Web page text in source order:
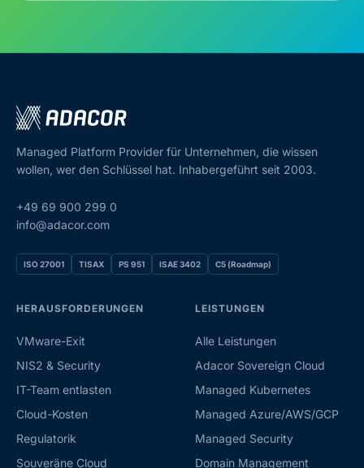
Managed Platform Provider für Unternehmen, die wissen
wollen, wer den Schlüssel hat. Inhabergeführt seit 2003.
+49 69 900 299 0
info@adacor.com
ISO 27001 TISAX PS 951 ISAE 3402 C5 (Roadmap)
HERAUSFORDERUNGEN
VMware-Exit
NIS2 & Security
IT-Team entlasten
Cloud-Kosten
Regulatorik
Souveräne Cloud
LEISTUNGEN
Alle Leistungen
Adacor Sovereign Cloud
Managed Kubernetes
Managed Azure/AWS/GCP
Managed Security
Domain Management